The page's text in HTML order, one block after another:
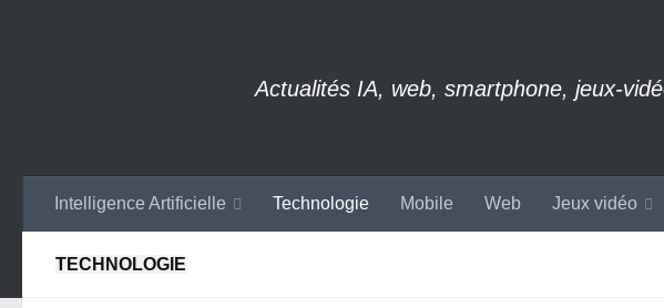
Actualités IA, web, smartphone, jeux-
Intelligence Artificielle Technologie Mobile Web Jeux vidéo
TECHNOLOGIE